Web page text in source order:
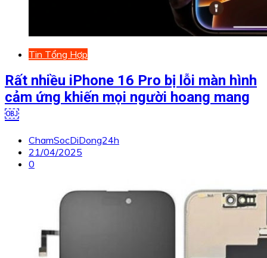
Tin Tổng Hợp
Rất nhiều iPhone 16 Pro bị lỗi màn hình
cảm ứng khiến mọi người hoang mang
￼
ChamSocDiDong24h
21/04/2025
0